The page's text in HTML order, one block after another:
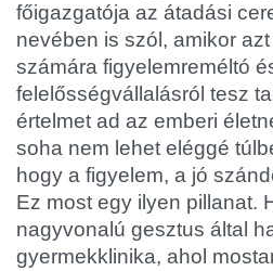
főigazgatója az átadási
nevében is szól, amikor
számára figyelemreméltó
felelősségvállalásról tesz
értelmet ad az emberi
soha nem lehet eléggé
hogy a figyelem, a jó
Ez most egy ilyen pillanat.
nagyvonalú gesztus által
gyermekklinika, ahol